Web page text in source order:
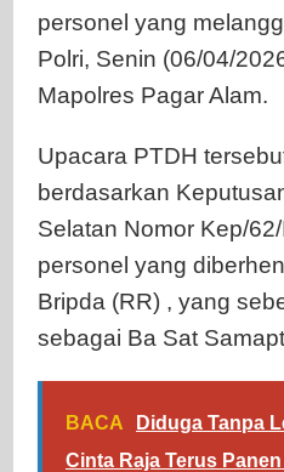
personel yang
Polri, Senin (06/04/
Mapolres Pagar Alam.
Upacara PTDH
berdasarkan
Selatan Nomor Kep/
personel yang
Bripda (RR) , yang
sebagai Ba Sat
BACA
Diduga Tanpa
Cinta Raja Terus